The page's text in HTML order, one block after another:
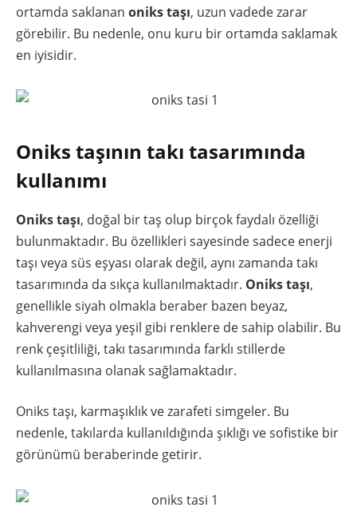
ortamda saklanan oniks taşı, uzun vadede zarar
görebilir. Bu nedenle, onu kuru bir ortamda saklamak
en iyisidir.
Oniks taşının takı tasarımında
kullanımı
Oniks taşı, doğal bir taş olup birçok faydalı özelliği
bulunmaktadır. Bu özellikleri sayesinde sadece enerji
taşı veya süs eşyası olarak değil, aynı zamanda takı
tasarımında da sıkça kullanılmaktadır. Oniks taşı,
genellikle siyah olmakla beraber bazen beyaz,
kahverengi veya yeşil gibi renklere de sahip olabilir. Bu
renk çeşitliliği, takı tasarımında farklı stillerde
kullanılmasına olanak sağlamaktadır.
Oniks taşı, karmaşıklık ve zarafeti simgeler. Bu
nedenle, takılarda kullanıldığında şıklığı ve sofistike bir
görünümü beraberinde getirir.